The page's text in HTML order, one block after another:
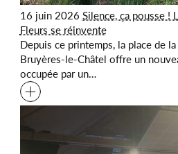
16 juin 2026 Silence, ça pousse !
Fleurs se réinvente
Depuis ce printemps, la place de
Bruyères-le-Châtel offre un
occupée par un…